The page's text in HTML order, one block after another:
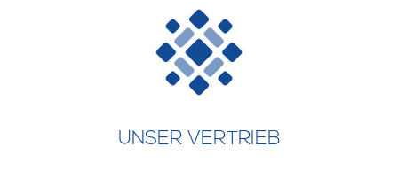
UNSER VERTRIEB